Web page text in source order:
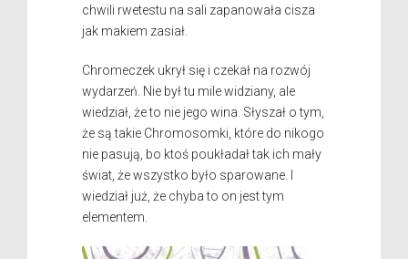
chwili rwetestu na sali zapanowała cisza
jak makiem zasiał.
Chromeczek ukrył się i czekał na rozwój
wydarzeń. Nie był tu mile widziany, ale
wiedział, że to nie jego wina. Słyszał o tym,
że są takie Chromosomki, które do nikogo
nie pasują, bo ktoś poukładał tak ich mały
świat, że wszystko było sparowane. I
wiedział już, że chyba to on jest tym
elementem.